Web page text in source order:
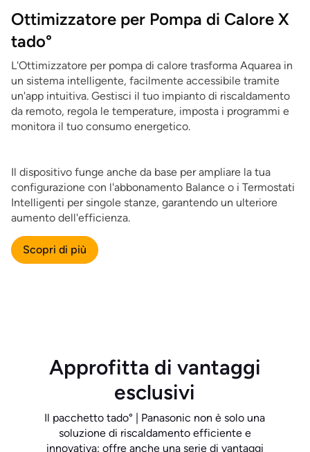
Ottimizzatore per Pompa di Calore X
tado°
L'Ottimizzatore per pompa di calore trasforma Aquarea in
un sistema intelligente, facilmente accessibile tramite
un'app intuitiva. Gestisci il tuo impianto di riscaldamento
da remoto, regola le temperature, imposta i programmi e
monitora il tuo consumo energetico.
Il dispositivo funge anche da base per ampliare la tua
configurazione con l'abbonamento Balance o i Termostati
Intelligenti per singole stanze, garantendo un ulteriore
aumento dell'efficienza.
Scopri di più
Approfitta di vantaggi
esclusivi
Il pacchetto tado° | Panasonic non è solo una
soluzione di riscaldamento efficiente e
innovativa: offre anche una serie di vantaggi